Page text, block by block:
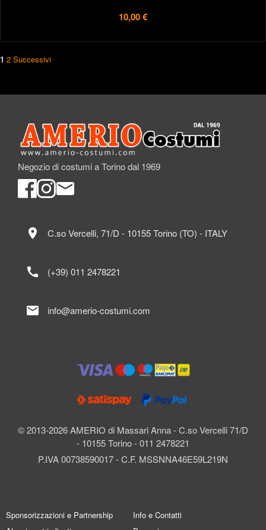
10,00 €
1 2 Successivi
Negozio di costumi a Torino dal 1969
© 2013-2026 AMERIO di Massari Anna - C.so Vercelli 71/D
- 10155 Torino - 011 2478221
P.IVA 00738590017 - C.F. MSSNNA46E59L219N
location_on C.so Vercelli, 71/D - 10155 Torino (TO) - ITALY
call (+39) 011 2478221
mail info@amerio-costumi.com
Sponsorizzazioni e Partnership
Info e Contatti